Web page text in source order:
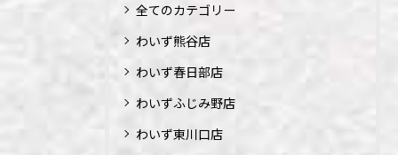
全てのカテゴリー
わいず熊谷店
わいず春日部店
わいずふじみ野店
わいず東川口店